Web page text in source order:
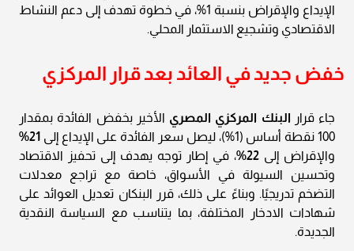
الإيداع والإقراض بنسبة 1%، في خطوة تهدف إلى دعم النشاط
الاقتصادي وتشجيع الاستثمار المحلي.
خفض جديد في العائد بعد قرار المركزي
جاء قرار البنك المركزي المصري الأخير بخفض الفائدة بمقدار
100 نقطة أساس (1%)، ليصل سعر الفائدة على الإيداع إلى
21%
والإقراض إلى 22%
، في إطار توجه يهدف إلى تحفيز الاقتصاد
وتحسين السيولة في الأسواق، خاصة مع تراجع معدلات
التضخم تدريجيًا. وبناءً على ذلك، قرر البنكان تعديل العوائد على
شهادات الادخار المختلفة، بما يتناسب مع السياسة النقدية
الجديدة.